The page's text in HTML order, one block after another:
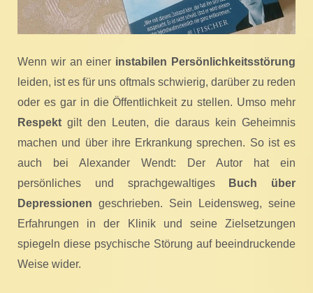
Wenn wir an einer instabilen Persönlichkeitsstörung
leiden, ist es für uns oftmals schwierig, darüber zu reden
oder es gar in die Öffentlichkeit zu stellen. Umso mehr
Respekt gilt den Leuten, die daraus kein Geheimnis
machen und über ihre Erkrankung sprechen. So ist es
auch bei Alexander Wendt: Der Autor hat ein
persönliches und sprachgewaltiges
Buch über
Depressionen geschrieben. Sein Leidensweg, seine
Erfahrungen in der Klinik und seine Zielsetzungen
spiegeln diese psychische Störung auf beeindruckende
Weise wider.